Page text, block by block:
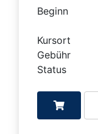
Beginn
Kursort
Gebühr
Status